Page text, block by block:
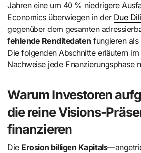
Jahren eine um 40 % niedrigere
Economics überwiegen in der Due
gegenüber dem gesamten
fehlende Renditedaten fungieren als
Die folgenden Abschnitte erläutern im
Nachweise jede Finanzierungsphase
Warum Investoren
die reine Visions-
finanzieren
Die Erosion billigen Kapitals